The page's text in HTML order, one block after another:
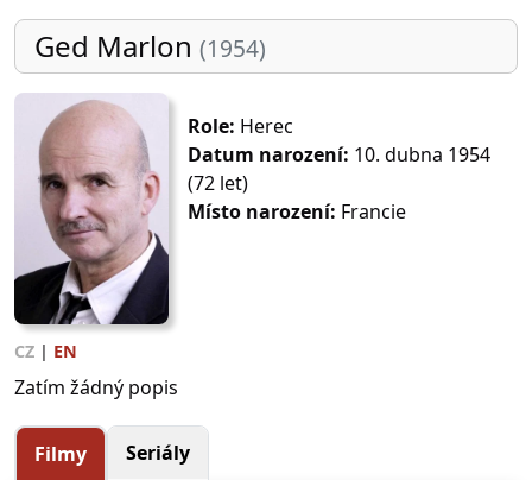
Ged Marlon (1954)
Role: Herec
Datum narození: 10. dubna 1954
(72 let)
Místo narození: Francie
CZ | EN
Zatím žádný popis
Filmy
Seriály